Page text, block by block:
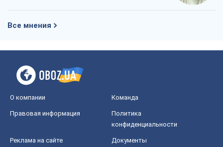
Все мнения
О компании Команда
Правовая информация
Политика
конфиденциальности
Реклама на сайте Документы